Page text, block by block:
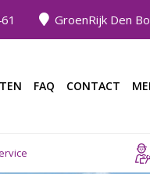
GroenRijk Den
FAQ CONTACT